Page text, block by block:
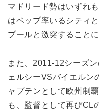
マドリード勢はいずれ
はペップ率いるシティ
プールと激突すること
また、2011-12シーズ
ェルシーVSバイエルン
ャプテンとして欧州制
も、監督として再びCL